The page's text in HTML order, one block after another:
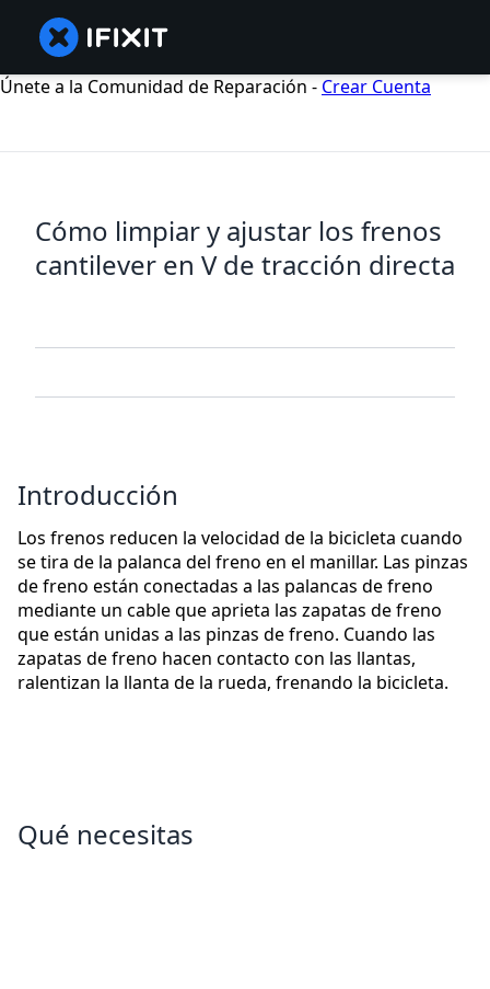
Únete a la Comunidad de Reparación - Crear Cuenta
Cómo limpiar y ajustar los frenos
cantilever en V de tracción directa
Introducción
Los frenos reducen la velocidad de la bicicleta cuando
se tira de la palanca del freno en el manillar. Las pinzas
de freno están conectadas a las palancas de freno
mediante un cable que aprieta las zapatas de freno
que están unidas a las pinzas de freno. Cuando las
zapatas de freno hacen contacto con las llantas,
ralentizan la llanta de la rueda, frenando la bicicleta.
Qué necesitas